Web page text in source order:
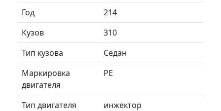
Год
214
Кузов
310
Тип кузова
Седан
Маркировка
двигателя
PE
Тип двигателя
инжектор